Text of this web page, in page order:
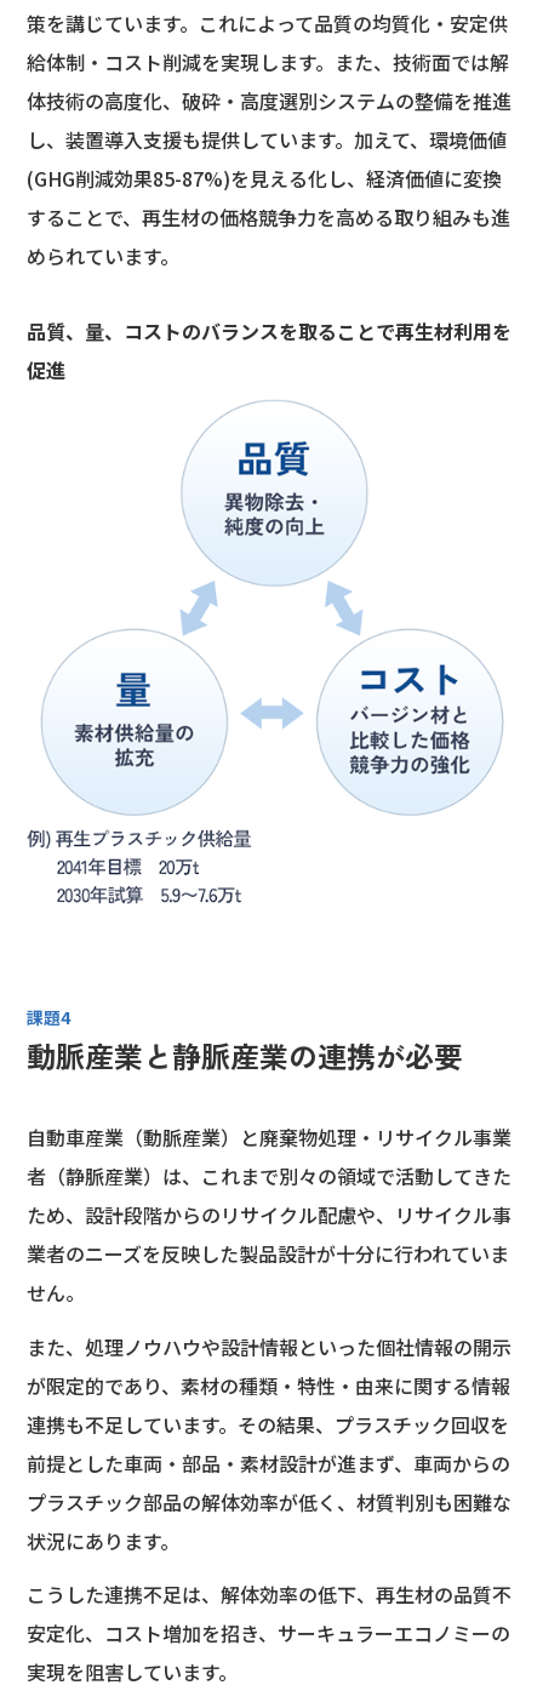
策を講じています。これによって品質の均質化・安定供
給体制・コスト削減を実現します。また、技術面では解
体技術の高度化、破砕・高度選別システムの整備を推進
し、装置導入支援も提供しています。加えて、環境価値
(GHG削減効果85-87%)を見える化し、経済価値に変換
することで、再生材の価格競争力を高める取り組みも進
められています。
品質、量、コストのバランスを取ることで再生材利用を
促進
課題4
動脈産業と静脈産業の連携が必要
自動車産業（動脈産業）と廃棄物処理・リサイクル事業
者（静脈産業）は、これまで別々の領域で活動してきた
ため、設計段階からのリサイクル配慮や、リサイクル事
業者のニーズを反映した製品設計が十分に行われていま
せん。
また、処理ノウハウや設計情報といった個社情報の開示
が限定的であり、素材の種類・特性・由来に関する情報
連携も不足しています。その結果、プラスチック回収を
前提とした車両・部品・素材設計が進まず、車両からの
プラスチック部品の解体効率が低く、材質判別も困難な
状況にあります。
こうした連携不足は、解体効率の低下、再生材の品質不
安定化、コスト増加を招き、サーキュラーエコノミーの
実現を阻害しています。